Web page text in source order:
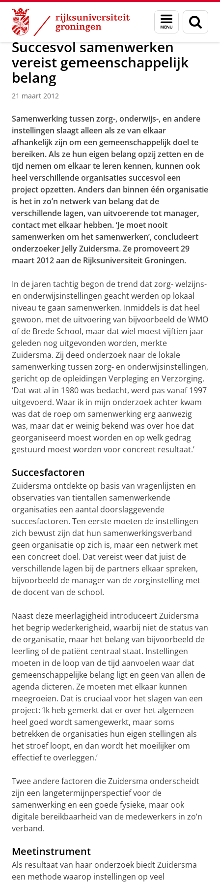
Skip
Content
Skip
Navigation
Menu
en
zoeken
Over ons Actueel Nieuws Nieuwsberichten
Succesvol samenwerken
vereist gemeenschappelijk
belang
21 maart 2012
Samenwerking tussen zorg-, onderwijs-, en andere
instellingen slaagt alleen als ze van elkaar
afhankelijk zijn om een gemeenschappelijk doel te
bereiken. Als ze hun eigen belang opzij zetten en de
tijd nemen om elkaar te leren kennen, kunnen ook
heel verschillende organisaties succesvol een
project opzetten. Anders dan binnen één organisatie
is het in zo’n netwerk van belang dat de
verschillende lagen, van uitvoerende tot manager,
contact met elkaar hebben. ‘Je moet nooit
samenwerken om het samenwerken’, concludeert
onderzoeker Jelly Zuidersma. Ze promoveert 29
maart 2012 aan de Rijksuniversiteit Groningen.
In de jaren tachtig begon de trend dat zorg- welzijns-
en onderwijsinstellingen geacht werden op lokaal
niveau te gaan samenwerken. Inmiddels is dat heel
gewoon, met de uitvoering van bijvoorbeeld de WMO
of de Brede School, maar dat wiel moest vijftien jaar
geleden nog uitgevonden worden, merkte
Zuidersma. Zij deed onderzoek naar de lokale
samenwerking tussen zorg- en onderwijsinstellingen,
gericht op de opleidingen Verpleging en Verzorging.
‘Dat wat al in 1980 was bedacht, werd pas vanaf 1997
uitgevoerd. Waar ik in mijn onderzoek achter kwam
was dat de roep om samenwerking erg aanwezig
was, maar dat er weinig bekend was over hoe dat
georganiseerd moest worden en op welk gedrag
gestuurd moest worden voor concreet resultaat.’
Succesfactoren
Zuidersma ontdekte op basis van vragenlijsten en
observaties van tientallen samenwerkende
organisaties een aantal doorslaggevende
succesfactoren. Ten eerste moeten de instellingen
zich bewust zijn dat hun samenwerkingsverband
geen organisatie op zich is, maar een netwerk met
een concreet doel. Dat vereist weer dat juist de
verschillende lagen bij de partners elkaar spreken,
bijvoorbeeld de manager van de zorginstelling met
de docent van de school.
Naast deze meerlagigheid introduceert Zuidersma
het begrip wederkerigheid, waarbij niet de status van
de organisatie, maar het belang van bijvoorbeeld de
leerling of de patiënt centraal staat. Instellingen
moeten in de loop van de tijd aanvoelen waar dat
gemeenschappelijke belang ligt en geen van allen de
agenda dicteren. Ze moeten met elkaar kunnen
meegroeien. Dat is cruciaal voor het slagen van een
project: ‘Ik heb gemerkt dat er over het algemeen
heel goed wordt samengewerkt, maar soms
betrekken de organisaties hun eigen stellingen als
het stroef loopt, en dan wordt het moeilijker om
effectief te overleggen.’
Twee andere factoren die Zuidersma onderscheidt
zijn een langetermijnperspectief voor de
samenwerking en een goede fysieke, maar ook
digitale bereikbaarheid van de medewerkers in zo’n
verband.
Meetinstrument
Als resultaat van haar onderzoek biedt Zuidersma
een methode waarop instellingen op veel